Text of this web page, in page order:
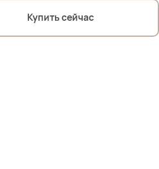
Купить сейчас